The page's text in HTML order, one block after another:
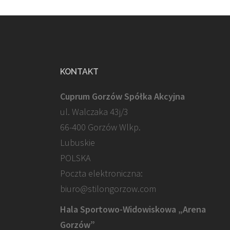
KONTAKT
Cuprum Gorzów Spółka Akcyjna
ul. Walczaka 43j/3
66-400 Gorzów Wlkp.
Lubuskie
POLSKA
Poczta elektroniczna:
biuro@stilongorzow.com
Hala Sportowo-Widowiskowa „Arena
Gorzów”